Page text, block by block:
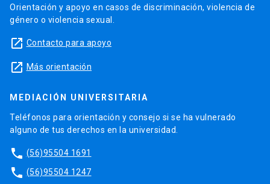
Orientación y apoyo en casos de discriminación, violencia de
género o violencia sexual.
launch Contacto para apoyo
launch Más orientación
MEDIACIÓN UNIVERSITARIA
Teléfonos para orientación y consejo si se ha vulnerado
alguno de tus derechos en la universidad.
phone (56)95504 1691
phone (56)95504 1247